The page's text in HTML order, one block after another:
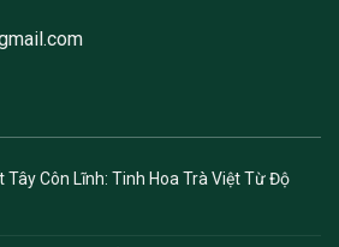
Tây Côn Lĩnh: Tinh Hoa Trà Việt Từ Độ